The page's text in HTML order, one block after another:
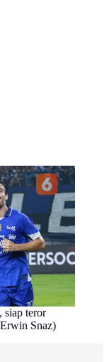
siap teror
Snaz)